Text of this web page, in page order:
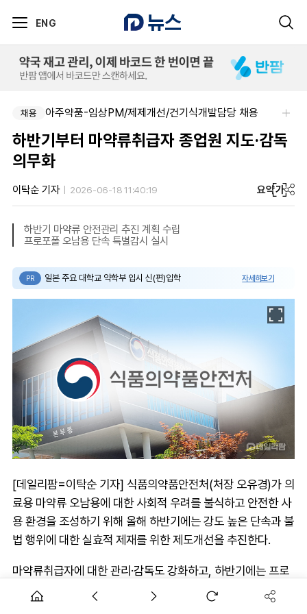
ENG
채용 아주약품-임상PM/제제개선/건기식개발담당 채용
하반기부터 마약류취급자 종업원 지도·감독
의무화
이탁순 기자 2026-06-18 11:40:19 요약가
하반기 마약류 안전관리 추진 계획 수립
프로포폴 오남용 단속 특별감시 실시
PR 일본 주요 대학교 약학부 입시 신(편)입학 자세히보기
[데일리팜=이탁순 기자] 식품의약품안전처(처장 오유경)가 의
료용 마약류 오남용에 대한 사회적 우려를 불식하고 안전한 사
용 환경을 조성하기 위해 올해 하반기에는 강도 높은 단속과 불
법 행위에 대한 실효적 제재를 위한 제도개선을 추진한다.
마약류취급자에 대한 관리·감독도 강화하고, 하반기에는 프로
포폴 오남용 단속을 위한 특별감시단도 운영할 계획이다.